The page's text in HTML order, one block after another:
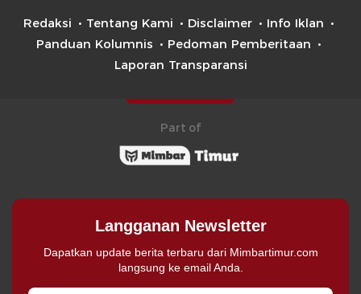
Redaksi Tentang Kami Disclaimer
Info Iklan
Panduan Kolumnis
Pedoman Pemberitaan
Laporan Transparansi
Part of
Langganan Newsletter
Dapatkan update berita terbaru dari Mimbartimur.com
langsung ke email Anda.